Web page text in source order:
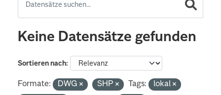
Keine Datensätze gefunden
Sortieren nach
Formate: DWG SHP Tags:
lokal